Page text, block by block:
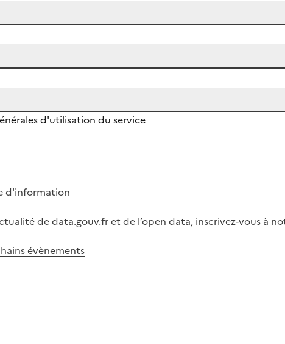
d'utilisation du service
d'information
de data.gouv.fr et de l’open data, inscrivez-vous à
évènements